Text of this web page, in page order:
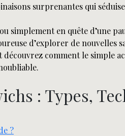
surprenantes qui
simplement en quête d’une
d’explorer de nouvelles
comment le simple
: Types,
?